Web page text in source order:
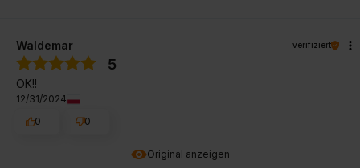
Original anzeigen
Waldemar verifiziert
5
OK!!
12/31/2024
0
0